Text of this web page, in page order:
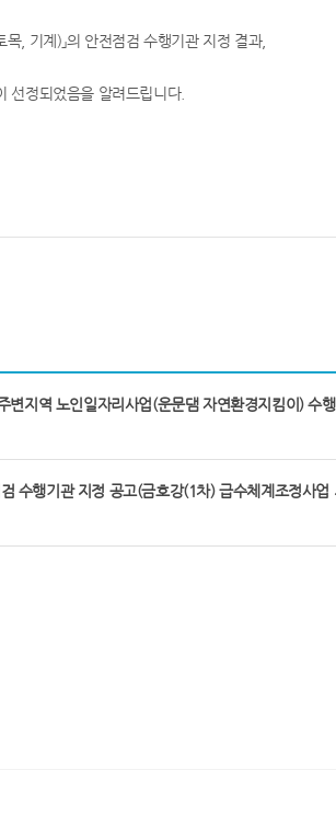
, 기계)」의 안전점검 수행기관 지정 결과,
선정되었음을 알려드립니다.
변지역 노인일자리사업(운문댐 자연환경지킴이) 수
수행기관 지정 공고(금호강(1차) 급수체계조정사